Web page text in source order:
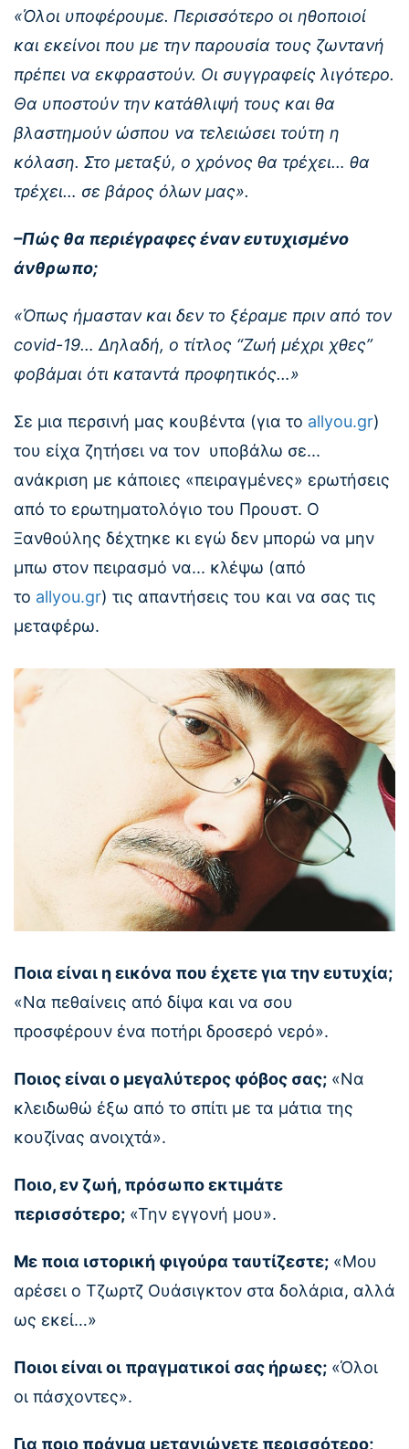
«Όλοι υποφέρουμε. Περισσότερο οι ηθοποιοί
και εκείνοι που με την παρουσία τους ζωντανή
πρέπει να εκφραστούν. Οι συγγραφείς λιγότερο.
Θα υποστούν την κατάθλιψή τους και θα
βλαστημούν ώσπου να τελειώσει τούτη η
κόλαση. Στο μεταξύ, ο χρόνος θα τρέχει… θα
τρέχει… σε βάρος όλων μας».
–Πώς θα περιέγραφες έναν ευτυχισμένο
άνθρωπο;
«Όπως ήμασταν και δεν το ξέραμε πριν από τον
covid-19… Δηλαδή, ο τίτλος “Ζωή μέχρι χθες”
φοβάμαι ότι καταντά προφητικός…»
Σε μια περσινή μας κουβέντα (για το allyou.gr)
του είχα ζητήσει να τον υποβάλω σε...
ανάκριση με κάποιες «πειραγμένες» ερωτήσεις
από το ερωτηματολόγιο του Προυστ. Ο
Ξανθούλης δέχτηκε κι εγώ δεν μπορώ να μην
μπω στον πειρασμό να... κλέψω (από
το allyou.gr) τις απαντήσεις του και να σας τις
μεταφέρω.
Ποια είναι η εικόνα που έχετε για την ευτυχία;
«Να πεθαίνεις από δίψα και να σου
προσφέρουν ένα ποτήρι δροσερό νερό».
Ποιος είναι ο μεγαλύτερος φόβος σας; «Να
κλειδωθώ έξω από το σπίτι με τα μάτια της
κουζίνας ανοιχτά».
Ποιο, εν ζωή, πρόσωπο εκτιμάτε
περισσότερο; «Την εγγονή μου».
Με ποια ιστορική φιγούρα ταυτίζεστε; «Μου
αρέσει ο Τζωρτζ Ουάσιγκτον στα δολάρια, αλλά
ως εκεί…»
Ποιοι είναι οι πραγματικοί σας ήρωες; «Όλοι
οι πάσχοντες».
Για ποιο πράγμα μετανιώνετε περισσότερο;